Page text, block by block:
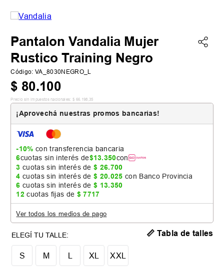
Pantalon Vandalia Mujer
Rustico Training Negro
Código: VA_8030NEGRO_L
$ 80.100
Precio sin impuestos nacionales: $ 66. 198 ,35
¡Aprovechá nuestras promos bancarias!
-10% con transferencia bancaria
6cuotas sin interés de$13.350con
3 cuotas sin interés de$ 26.700
4 cuotas sin interés de$ 20.025 con Banco Provincia
6 cuotas sin interés de$ 13.350
12 cuotas fijas de $ 7717
Ver todos los medios de pago
S L
M XL XXL
📏 Tabla de talles